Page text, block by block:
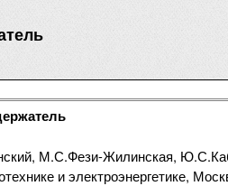
М.С.Фези-Жилинская,
и электроэнергетике,